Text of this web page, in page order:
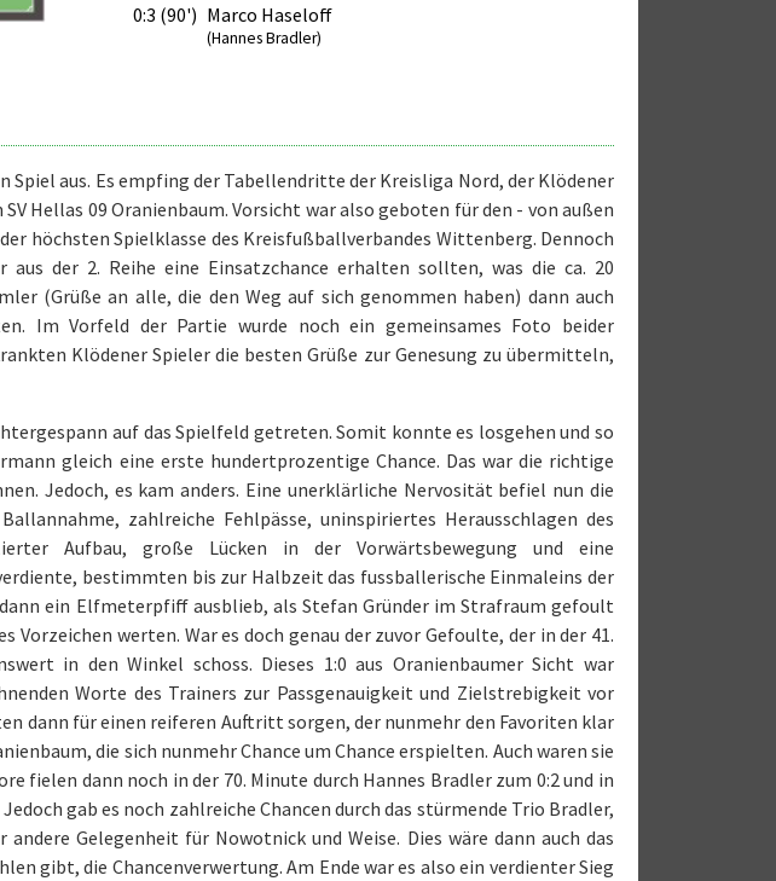
0:3 (90') Marco Haseloff
(Hannes Bradler)
Spiel aus. Es empfing der Tabellendritte der Kreisliga Nord, der Klödener
Hellas 09 Oranienbaum. Vorsicht war also geboten für den - von außen
höchsten Spielklasse des Kreisfußballverbandes Wittenberg. Dennoch
der 2. Reihe eine Einsatzchance erhalten sollten, was die ca. 20
(Grüße an alle, die den Weg auf sich genommen haben) dann auch
Im Vorfeld der Partie wurde noch ein gemeinsames Foto beider
Klödener Spieler die besten Grüße zur Genesung zu übermitteln,
auf das Spielfeld getreten. Somit konnte es losgehen und so
gleich eine erste hundertprozentige Chance. Das war die richtige
Jedoch, es kam anders. Eine unerklärliche Nervosität befiel nun die
zahlreiche Fehlpässe, uninspiriertes Herausschlagen des
Aufbau, große Lücken in der Vorwärtsbewegung und eine
bestimmten bis zur Halbzeit das fussballerische Einmaleins der
ein Elfmeterpfiff ausblieb, als Stefan Gründer im Strafraum gefoult
werten. War es doch genau der zuvor Gefoulte, der in der 41.
in den Winkel schoss. Dieses 1:0 aus Oranienbaumer Sicht war
Worte des Trainers zur Passgenauigkeit und Zielstrebigkeit vor
dann für einen reiferen Auftritt sorgen, der nunmehr den Favoriten klar
die sich nunmehr Chance um Chance erspielten. Auch waren sie
fielen dann noch in der 70. Minute durch Hannes Bradler zum 0:2 und in
gab es noch zahlreiche Chancen durch das stürmende Trio Bradler,
Gelegenheit für Nowotnick und Weise. Dies wäre dann auch das
gibt, die Chancenverwertung. Am Ende war es also ein verdienter Sieg